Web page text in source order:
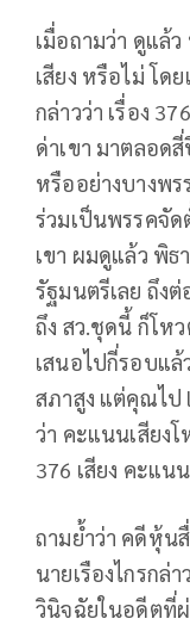
เมื่อถามว่า ดูแล้ว
เสียง หรือไม่ โด
กล่าวว่า เรื่อง
ด่าเขา มาตลอด
หรืออย่างบางพร
ร่วมเป็นพรรคจัด
เขา ผมดูแล้ว พิธ
รัฐมนตรีเลย ถึงต่
ถึง สว.ชุดนี้ ก็โห
เสนอไปกี่รอบแล้
สภาสูง แต่คุณไป
ว่า คะแนนเสียง
376 เสียง คะแน
ถามย้ำว่า คดีหุ้น
นายเรืองไกรกล่
วินิจฉัยในอดีตที่